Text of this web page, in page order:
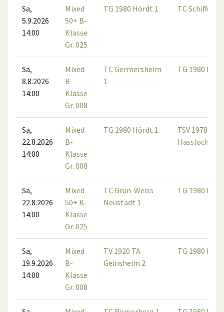
Sa,
5.9.2026
14:00
Mixed
50+ B-
Klasse
Gr. 025
TG 1980 Hördt 1 TC
Sa,
8.8.2026
14:00
Mixed
B-
Klasse
Gr. 008
TC Germersheim
1
TG 1980
Sa,
22.8.2026
14:00
Mixed
B-
Klasse
Gr. 008
TG 1980 Hördt 1
TSV 1978
Hassloch 1
Sa,
22.8.2026
14:00
Mixed
50+ B-
Klasse
Gr. 025
TC Grün-Weiss
Neustadt 1
TG 1980
Sa,
19.9.2026
14:00
Mixed
B-
Klasse
Gr. 008
TV 1920 TA
Geinsheim 2
TG 1980